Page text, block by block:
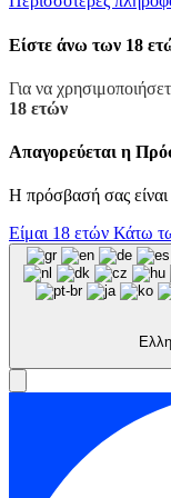
Είστε άνω των 18
Για να
18 ετών
Απαγορεύεται η
Η πρόσβασή σας είναι
Είμαι 18 ετών Κάτω